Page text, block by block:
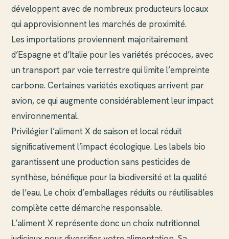
développent avec de nombreux producteurs locaux
qui approvisionnent les marchés de proximité.
Les importations proviennent majoritairement
d’Espagne et d’Italie pour les variétés précoces, avec
un transport par voie terrestre qui limite l’empreinte
carbone. Certaines variétés exotiques arrivent par
avion, ce qui augmente considérablement leur impact
environnemental.
Privilégier l’aliment X de saison et local réduit
significativement l’impact écologique. Les labels bio
garantissent une production sans pesticides de
synthèse, bénéfique pour la biodiversité et la qualité
de l’eau. Le choix d’emballages réduits ou réutilisables
complète cette démarche responsable.
L’aliment X représente donc un choix nutritionnel